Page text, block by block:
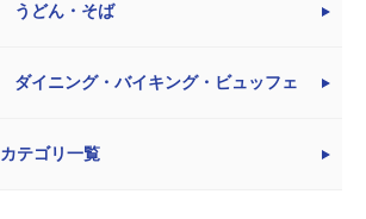
うどん・そば
ダイニング・バイキング・ビュッフェ
カテゴリ一覧